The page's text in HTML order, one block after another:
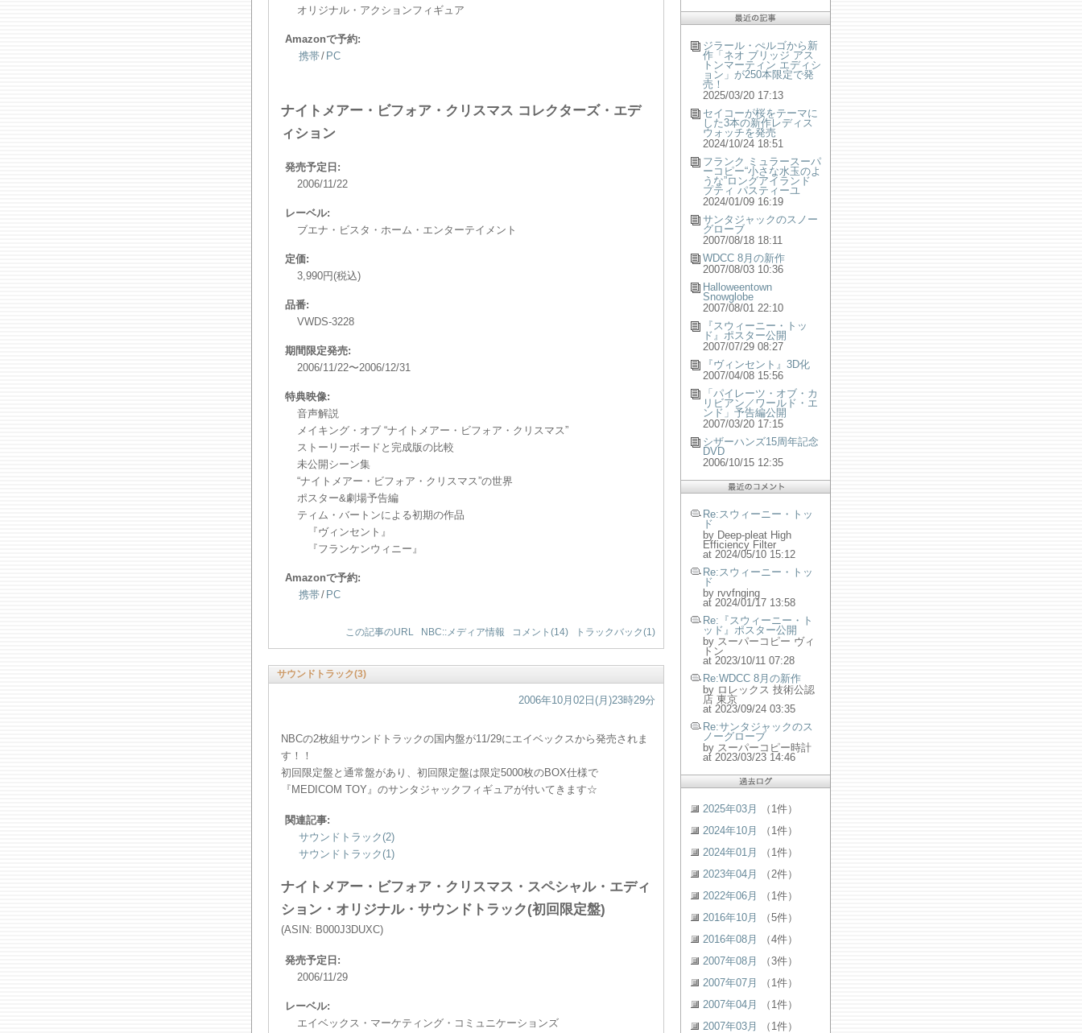
ジラール・ぺルゴから新
作「ネオ ブリッジ アス
トンマーティン エディシ
ョン」が250本限定で発
売！
2025/03/20 17:13
セイコーが桜をテーマに
した3本の新作レディス
ウォッチを発売
2024/10/24 18:51
フランク ミュラースーパ
ーコピー“小さな水玉のよ
うな”ロングアイランド
プティ パスティーユ
2024/01/09 16:19
サンタジャックのスノー
グローブ
2007/08/18 18:11
WDCC 8月の新作
2007/08/03 10:36
Halloweentown
Snowglobe
2007/08/01 22:10
『スウィーニー・トッ
ド』ポスター公開
2007/07/29 08:27
『ヴィンセント』3D化
2007/04/08 15:56
「パイレーツ・オブ・カ
リビアン／ワールド・エ
ンド」予告編公開
2007/03/20 17:15
シザーハンズ15周年記念
DVD
2006/10/15 12:35
Re:スウィーニー・トッ
ド
by Deep-pleat High
Efficiency Filter
at 2024/05/10 15:12
Re:スウィーニー・トッ
ド
by rvvfnging
at 2024/01/17 13:58
Re:『スウィーニー・ト
ッド』ポスター公開
by スーパーコピー ヴィ
トン
at 2023/10/11 07:28
Re:WDCC 8月の新作
by ロレックス 技術公認
店 東京
at 2023/09/24 03:35
Re:サンタジャックのス
ノーグローブ
by スーパーコピー時計
at 2023/03/23 14:46
2025年03月
（1件）
2024年10月
（1件）
2024年01月
（1件）
2023年04月
（2件）
2022年06月
（1件）
2016年10月
（5件）
2016年08月
（4件）
2007年08月
（3件）
2007年07月
（1件）
2007年04月
（1件）
2007年03月
（1件）
オリジナル・アクションフィギュア
Amazonで予約:
携帯/ PC
ナイトメアー・ビフォア・クリスマス コレクターズ・エデ
ィション
発売予定日:
2006/11/22
レーベル:
ブエナ・ビスタ・ホーム・エンターテイメント
定価:
3,990円(税込)
品番:
VWDS-3228
期間限定発売:
2006/11/22〜2006/12/31
特典映像:
音声解説
メイキング・オブ “ナイトメアー・ビフォア・クリスマス”
ストーリーボードと完成版の比較
未公開シーン集
“ナイトメアー・ビフォア・クリスマス”の世界
ポスター&劇場予告編
ティム・バートンによる初期の作品
『ヴィンセント』
『フランケンウィニー』
Amazonで予約:
携帯/ PC
この記事のURL NBC::メディア情報 コメント(14) トラックバック(1)
サウンドトラック(3)
2006年10月02日(月)23時29分
NBCの2枚組サウンドトラックの国内盤が11/29にエイベックスから発売されま
す！！
初回限定盤と通常盤があり、初回限定盤は限定5000枚のBOX仕様で
『MEDICOM TOY』のサンタジャックフィギュアが付いてきます☆
関連記事:
サウンドトラック(2)
サウンドトラック(1)
ナイトメアー・ビフォア・クリスマス・スペシャル・エディ
ション・オリジナル・サウンドトラック(初回限定盤)
(ASIN: B000J3DUXC)
発売予定日:
2006/11/29
レーベル:
エイベックス・マーケティング・コミュニケーションズ